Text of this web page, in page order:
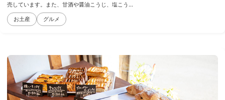
売しています。また、甘酒や醤油こうじ、塩こう...
お土産 グルメ